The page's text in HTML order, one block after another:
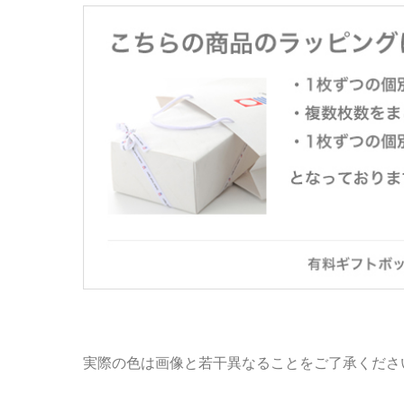
実際の色は画像と若干異なることをご了承くださ